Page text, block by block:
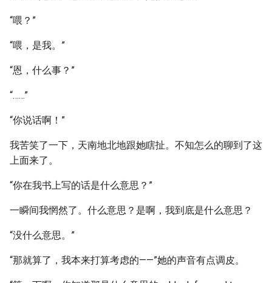
“喂？”
“喂，是我。”
“恩，什么事？”
“……”
“你说话啊！”
我苦笑了一下，天南地北地跟她瞎扯。不知怎么的聊到了这
上面来了。
“你在我书上写的话是什么意思？”
一瞬间我惘然了。什么意思？是啊，我到底是什么意思？
“没什么意思。”
“那就算了，我本来打算考虑的——”她的声音有点调皮。